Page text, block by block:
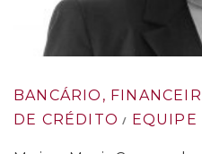
BANCÁRIO,
DE CRÉDITO / EQUIPE